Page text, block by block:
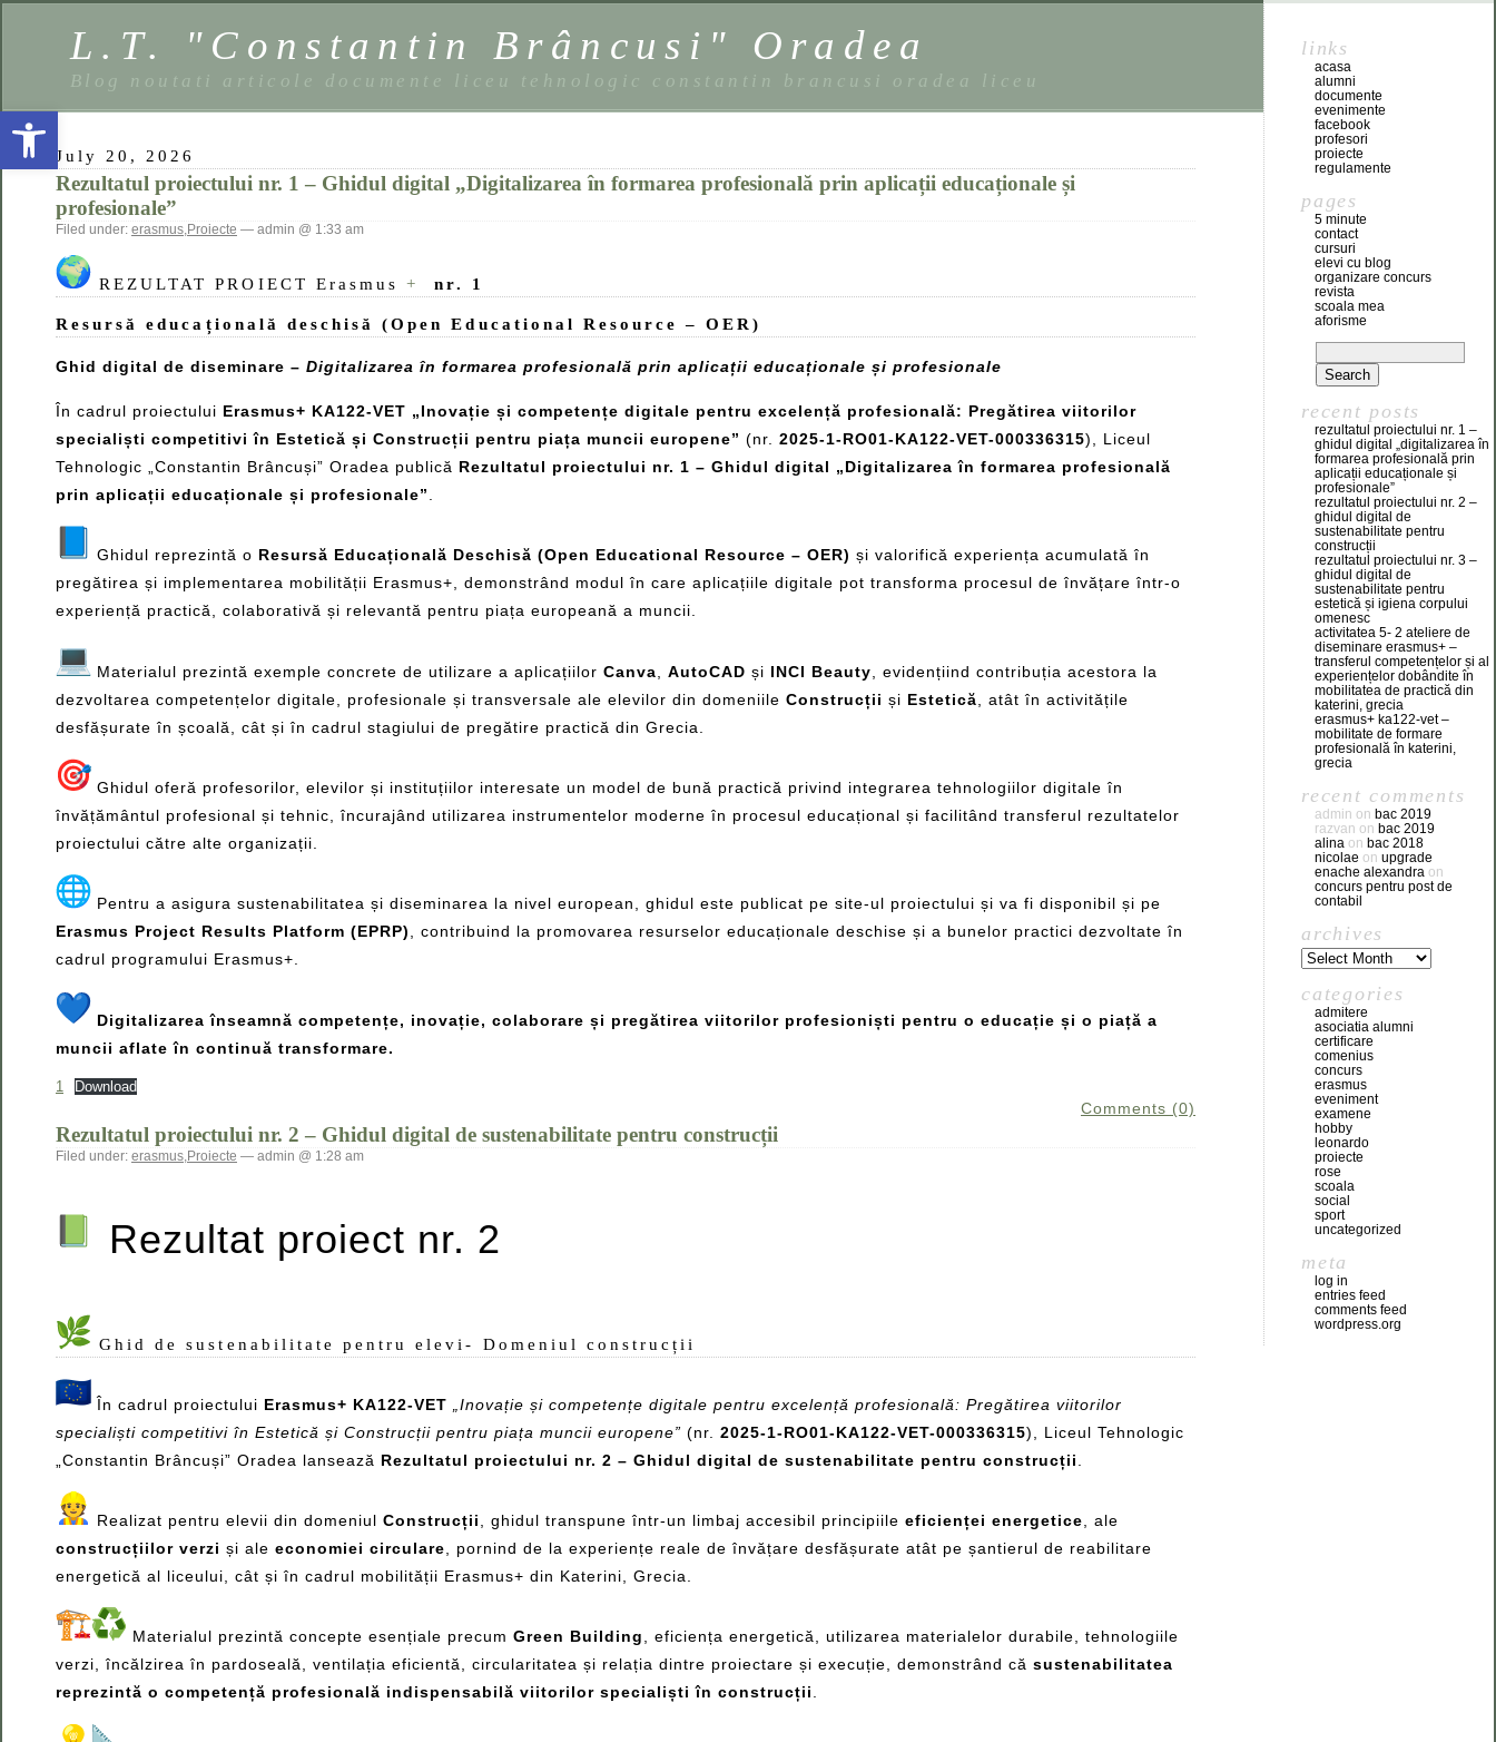
Open toolbar
L.T. "Constantin Brâncusi" Oradea
Blog noutati articole documente liceu tehnologic constantin brancusi oradea liceu
July 20, 2026
Rezultatul proiectului nr. 1 – Ghidul digital „Digitalizarea în formarea profesională prin aplicații educaționale și
profesionale”
Filed under: erasmus,Proiecte — admin @ 1:33 am
REZULTAT PROIECT Erasmus+ nr. 1
Resursă educațională deschisă (Open Educational Resource – OER)
Ghid digital de diseminare – Digitalizarea în formarea profesională prin aplicații educaționale și profesionale
În cadrul proiectului Erasmus+ KA122-VET „Inovație și competențe digitale pentru excelență profesională: Pregătirea viitorilor
specialiști competitivi în Estetică și Construcții pentru piața muncii europene” (nr. 2025-1-RO01-KA122-VET-000336315), Liceul
Tehnologic „Constantin Brâncuși” Oradea publică Rezultatul proiectului nr. 1 – Ghidul digital „Digitalizarea în formarea profesională
prin aplicații educaționale și profesionale”
Ghidul reprezintă o Resursă Educațională Deschisă (Open Educational Resource – OER) și valorifică experiența acumulată în
pregătirea și implementarea mobilității Erasmus+, demonstrând modul în care aplicațiile digitale pot transforma procesul de învățare într-o
experiență practică, colaborativă și relevantă pentru piața europeană a muncii.
Materialul prezintă exemple concrete de utilizare a aplicațiilor Canva AutoCAD și INCI Beauty , evidențiind contribuția acestora la
dezvoltarea competențelor digitale, profesionale și transversale ale elevilor din domeniile Construcții și Estetică , atât în activitățile
desfășurate în școală, cât și în cadrul stagiului de pregătire practică din Grecia.
Ghidul oferă profesorilor, elevilor și instituțiilor interesate un model de bună practică privind integrarea tehnologiilor digitale în
învățământul profesional și tehnic, încurajând utilizarea instrumentelor moderne în procesul educațional și facilitând transferul rezultatelor
proiectului către alte organizații.
Pentru a asigura sustenabilitatea și diseminarea la nivel european, ghidul este publicat pe site-ul proiectului și va fi disponibil și pe
Erasmus Project Results Platform (EPRP), contribuind la promovarea resurselor educaționale deschise și a bunelor practici dezvoltate în
cadrul programului Erasmus+.
Digitalizarea înseamnă competențe, inovație, colaborare și pregătirea viitorilor profesioniști pentru o educație și o piață a
muncii aflate în continuă transformare.
1 Download
Comments (0)
Rezultatul proiectului nr. 2 – Ghidul digital de sustenabilitate pentru construcții
Filed under: erasmus,Proiecte — admin @ 1:28 am
Rezultat proiect nr. 2
Ghid de sustenabilitate pentru elevi- Domeniul construcții
În cadrul proiectului Erasmus+ KA122-VET
„Inovație și competențe digitale pentru excelență profesională: Pregătirea viitorilor
specialiști competitivi în Estetică și Construcții pentru piața muncii europene” (nr. 2025-1-RO01-KA122-VET-000336315), Liceul Tehnologic
„Constantin Brâncuși” Oradea lansează Rezultatul proiectului nr. 2 – Ghidul digital de sustenabilitate pentru construcții
Realizat pentru elevii din domeniul Construcții , ghidul transpune într-un limbaj accesibil principiile eficienței energetice , ale
construcțiilor verzi și ale economiei circulare , pornind de la experiențe reale de învățare desfășurate atât pe șantierul de reabilitare
energetică al liceului, cât și în cadrul mobilității Erasmus+ din Katerini, Grecia.
Materialul prezintă concepte esențiale precum Green Building, eficiența energetică, utilizarea materialelor durabile, tehnologiile
verzi, încălzirea în pardoseală, ventilația eficientă, circularitatea și relația dintre proiectare și execuție, demonstrând că sustenabilitatea
reprezintă o competență profesională indispensabilă viitorilor specialiști în construcții.
links
acasa
alumni
documente
evenimente
facebook
profesori
proiecte
regulamente
pages
5 minute
contact
cursuri
elevi cu blog
organizare concurs
revista
scoala mea
aforisme
recent posts
rezultatul proiectului nr. 1 –
ghidul digital „digitalizarea în
formarea profesională prin
aplicații educaționale și
profesionale”
rezultatul proiectului nr. 2 –
ghidul digital de
sustenabilitate pentru
construcții
rezultatul proiectului nr. 3 –
ghidul digital de
sustenabilitate pentru
estetică și igiena corpului
omenesc
activitatea 5- 2 ateliere de
diseminare erasmus+ –
transferul competențelor și al
experiențelor dobândite în
mobilitatea de practică din
katerini, grecia
erasmus+ ka122-vet –
mobilitate de formare
profesională în katerini,
grecia
recent comments
admin on bac 2019
razvan on bac 2019
alina on bac 2018
nicolae on upgrade
enache alexandra on
concurs pentru post de
contabil
archives
categories
admitere
asociatia alumni
certificare
comenius
concurs
erasmus
eveniment
examene
hobby
leonardo
proiecte
rose
scoala
social
sport
uncategorized
meta
log in
entries feed
comments feed
wordpress.org